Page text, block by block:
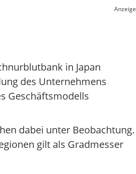
Anzeige
in Japan
des Unternehmens
Geschäftsmodells
dabei unter Beobachtung.
gilt als Gradmesser